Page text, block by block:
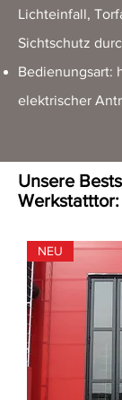
Lichteinfall,
Sichtschutz
Bedienungsart:
elektrischer
Unsere
Werkstatttor:
NEU